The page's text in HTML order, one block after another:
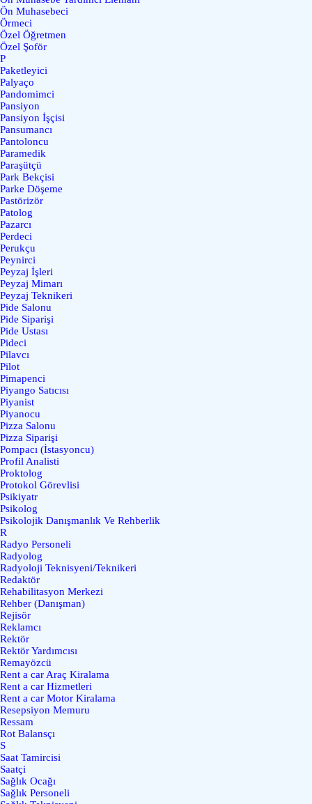
Ön Muhasebeci
Örmeci
Özel Öğretmen
Özel Şoför
P
Paketleyici
Palyaço
Pandomimci
Pansiyon
Pansiyon İşçisi
Pansumancı
Pantoloncu
Paramedik
Paraşütçü
Park Bekçisi
Parke Döşeme
Pastörizör
Patolog
Pazarcı
Perdeci
Perukçu
Peynirci
Peyzaj İşleri
Peyzaj Mimarı
Peyzaj Teknikeri
Pide Salonu
Pide Siparişi
Pide Ustası
Pideci
Pilavcı
Pilot
Pimapenci
Piyango Satıcısı
Piyanist
Piyanocu
Pizza Salonu
Pizza Siparişi
Pompacı (İstasyoncu)
Profil Analisti
Proktolog
Protokol Görevlisi
Psikiyatr
Psikolog
Psikolojik Danışmanlık Ve Rehberlik
R
Radyo Personeli
Radyolog
Radyoloji Teknisyeni/Teknikeri
Redaktör
Rehabilitasyon Merkezi
Rehber (Danışman)
Rejisör
Reklamcı
Rektör
Rektör Yardımcısı
Remayözcü
Rent a car Araç Kiralama
Rent a car Hizmetleri
Rent a car Motor Kiralama
Resepsiyon Memuru
Ressam
Rot Balansçı
S
Saat Tamircisi
Saatçi
Sağlık Ocağı
Sağlık Personeli